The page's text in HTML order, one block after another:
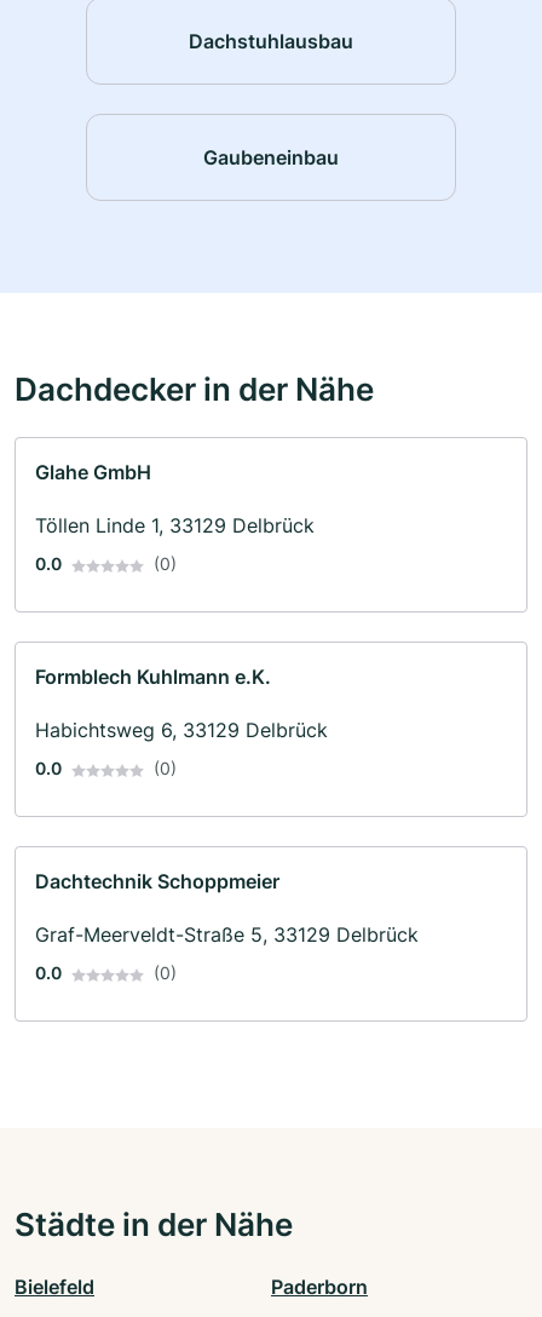
Dachstuhlausbau
Gaubeneinbau
Dachdecker in der Nähe
Glahe GmbH
Töllen Linde 1, 33129 Delbrück
0.0 (0)
Formblech Kuhlmann e.K.
Habichtsweg 6, 33129 Delbrück
0.0 (0)
Dachtechnik Schoppmeier
Graf-Meerveldt-Straße 5, 33129 Delbrück
0.0 (0)
Städte in der Nähe
Bielefeld Paderborn